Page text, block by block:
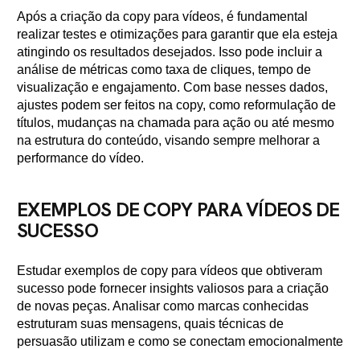
Após a criação da copy para vídeos, é fundamental
realizar testes e otimizações para garantir que ela esteja
atingindo os resultados desejados. Isso pode incluir a
análise de métricas como taxa de cliques, tempo de
visualização e engajamento. Com base nesses dados,
ajustes podem ser feitos na copy, como reformulação de
títulos, mudanças na chamada para ação ou até mesmo
na estrutura do conteúdo, visando sempre melhorar a
performance do vídeo.
EXEMPLOS DE COPY PARA VÍDEOS DE
SUCESSO
Estudar exemplos de copy para vídeos que obtiveram
sucesso pode fornecer insights valiosos para a criação
de novas peças. Analisar como marcas conhecidas
estruturam suas mensagens, quais técnicas de
persuasão utilizam e como se conectam emocionalmente